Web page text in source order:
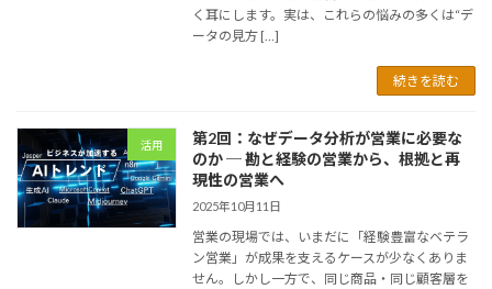
く耳にします。実は、これらの悩みの多くは“デ
ータの見方 […]
続きを読む
活用
第2回：なぜデータ分析が営業に必要な
のか ─ 勘と経験の営業から、根拠と再
現性の営業へ
2025年10月11日
営業の現場では、いまだに「経験豊富なベテラ
ン営業」が成果を支えるケースが少なくありま
せん。しかし一方で、同じ商品・同じ顧客層を